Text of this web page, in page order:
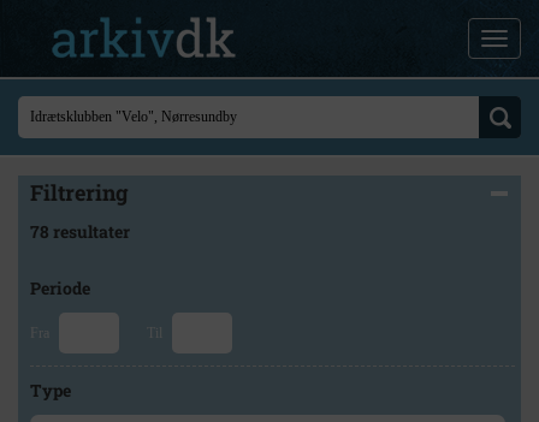
Filtrering
78 resultater
Periode
Fra Til
Type